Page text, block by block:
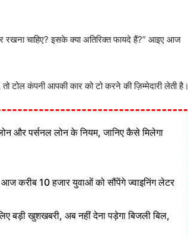
रखना चाहिए? इसके क्या अतिरिक्त फायदे हैं?” आइए आज
टोल कंपनी आपकी कार को टो करने की ज़िम्मेदारी लेती है।
और पर्सनल लोन के नियम, जानिए कैसे मिलेगा
आज करीब 10 हजार युवाओं को सौंपेंगे ज्वाइनिंग लेटर
बड़ी खुशखबरी, अब नहीं देना पड़ेगा बिजली बिल,